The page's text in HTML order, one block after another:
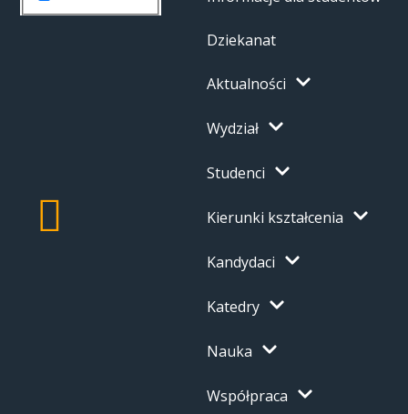
Dziekanat
Aktualności
Wydział
Studenci
Kierunki kształcenia
Kandydaci
Katedry
Nauka
Współpraca